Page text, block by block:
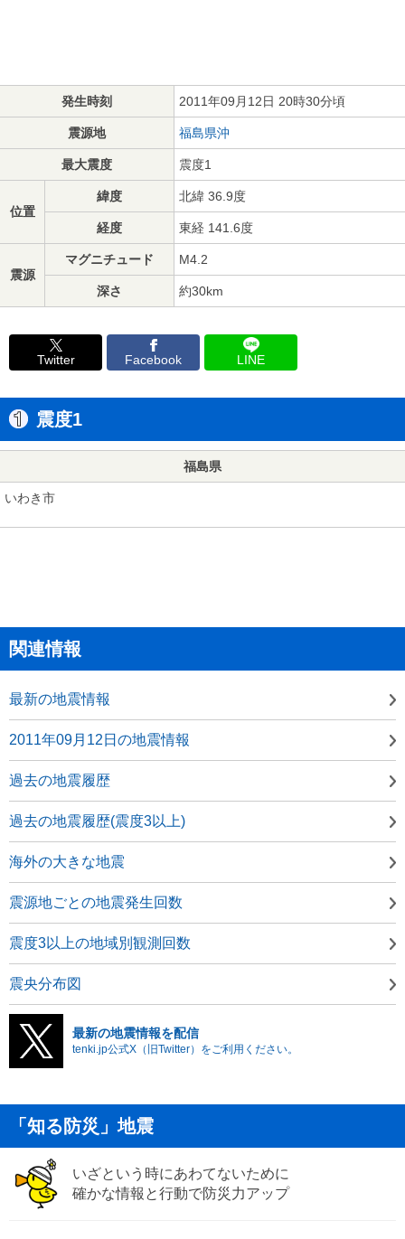
発生時刻 2011年09月12日 20時30分頃
震源地 福島県沖
最大震度 震度1
位置
緯度 北緯 36.9度
経度 東経 141.6度
震源
マグニチュード M4.2
深さ 約30km
Twitter Facebook LINE
震度1
福島県
いわき市
関連情報
最新の地震情報
2011年09月12日の地震情報
過去の地震履歴
過去の地震履歴(震度3以上)
海外の大きな地震
震源地ごとの地震発生回数
震度3以上の地域別観測回数
震央分布図
最新の地震情報を配信
tenki.jp公式X（旧Twitter）をご利用ください。
「知る防災」地震
いざという時にあわてないために
確かな情報と行動で防災力アップ